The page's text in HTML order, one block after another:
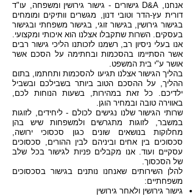
אנחנו, D&A גישורים - גישור גירושין ומשפחה,
עו"ד
דורית עץ-הדר וטובי דנון, מגשרים וותיקים ומומחים
בגישור גירושין, בגישור זוגי, בגישור משפחתי ובגישור
בעסקים. השרות שתקבלו אצלנו הוא איכותי ומקצועי.
אנו בעלי ניסיון רב, רשמנו לזכותנו הליכי גישור רבים
אשר הסתיימו בהסכמות ובחתימה על הסכם אשר
אושר ע"י בית המשפט.
בהליך הגישור אצלנו תגיעו להסכמות ותחתמו, בתום
ההליך, על ההסכם הטוב ביותר בשבילכם ובשביל
ילדיכם. כל זאת במהירות, בשעות הנוחות לכם,
באווירה טובה ובמחיר הוגן.
שרותי הגישור שלנו נגישים לכולם - ליחידים, לזוגות
במשבר, לזוגות מתגרשים ולמשפחות שיש בהן
מחלוקות בנושאים שונים כגון סכסוכי ירושה,
סכסוכים בין אחים וביניהם לבין ההורים, סכסוכים
עסקיים ועוד. אנו מקבלים פניות לגישור בכל שלב
של הסכסוך.
להלן השירותים שאנחנו נותנים בגישור בסכסוכים
משפחתיים:
גישור גירושין ולאחר גירושין